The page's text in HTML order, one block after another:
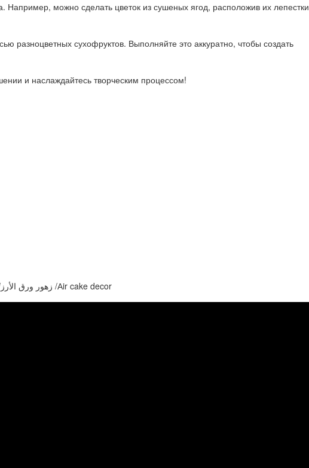
Например, можно сделать цветок из сушеных ягод, расположив их лепестки
разноцветных сухофруктов. Выполняйте это аккуратно, чтобы создать
и наслаждайтесь творческим процессом!
Воздушные ЦВЕТЫ из рисовой бумаги/زهور ورق الأرز /Аir cake decor